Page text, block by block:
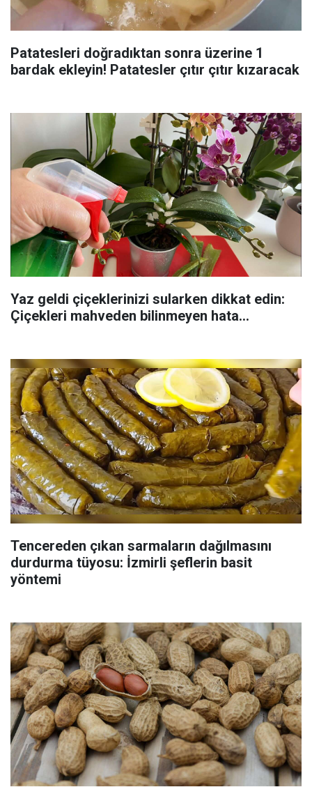
Patatesleri doğradıktan sonra üzerine 1
bardak ekleyin! Patatesler çıtır çıtır kızaracak
Yaz geldi çiçeklerinizi sularken dikkat edin:
Çiçekleri mahveden bilinmeyen hata...
Tencereden çıkan sarmaların dağılmasını
durdurma tüyosu: İzmirli şeflerin basit
yöntemi